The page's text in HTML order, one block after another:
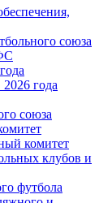
союза
года
союза
комитет
клубов и
футбола